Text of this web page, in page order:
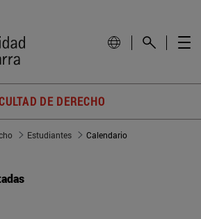
DE DERECHO
Estudiantes Calendario